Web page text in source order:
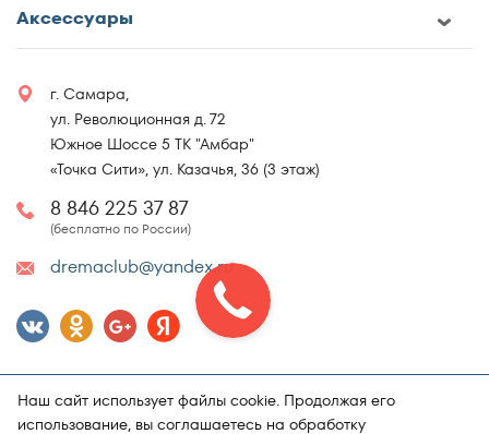
Аксессуары
г. Самара,
ул. Революционная д. 72
Южное Шоссе 5 ТК "Амбар"
«Точка Сити», ул. Казачья, 36 (3 этаж)
8 846 225 37 87
(бесплатно по России)
dremaclub@yandex.ru
Наш сайт использует файлы cookie. Продолжая его
использование, вы соглашаетесь на обработку